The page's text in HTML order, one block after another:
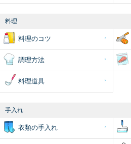
料理
料理のコツ
調理方法
料理道具
手入れ
衣類の手入れ